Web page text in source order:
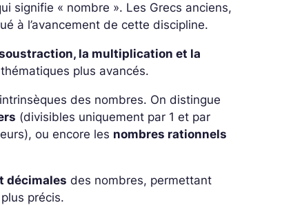
signifie « nombre ». Les Grecs anciens,
à l’avancement de cette discipline.
soustraction, la multiplication et la
plus avancés.
des nombres. On distingue
(divisibles uniquement par 1 et par
ou encore les nombres rationnels
décimales des nombres, permettant
précis.